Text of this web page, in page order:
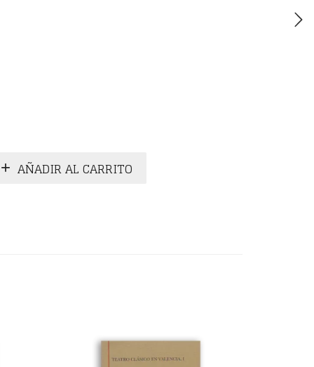
AÑADIR AL CARRITO